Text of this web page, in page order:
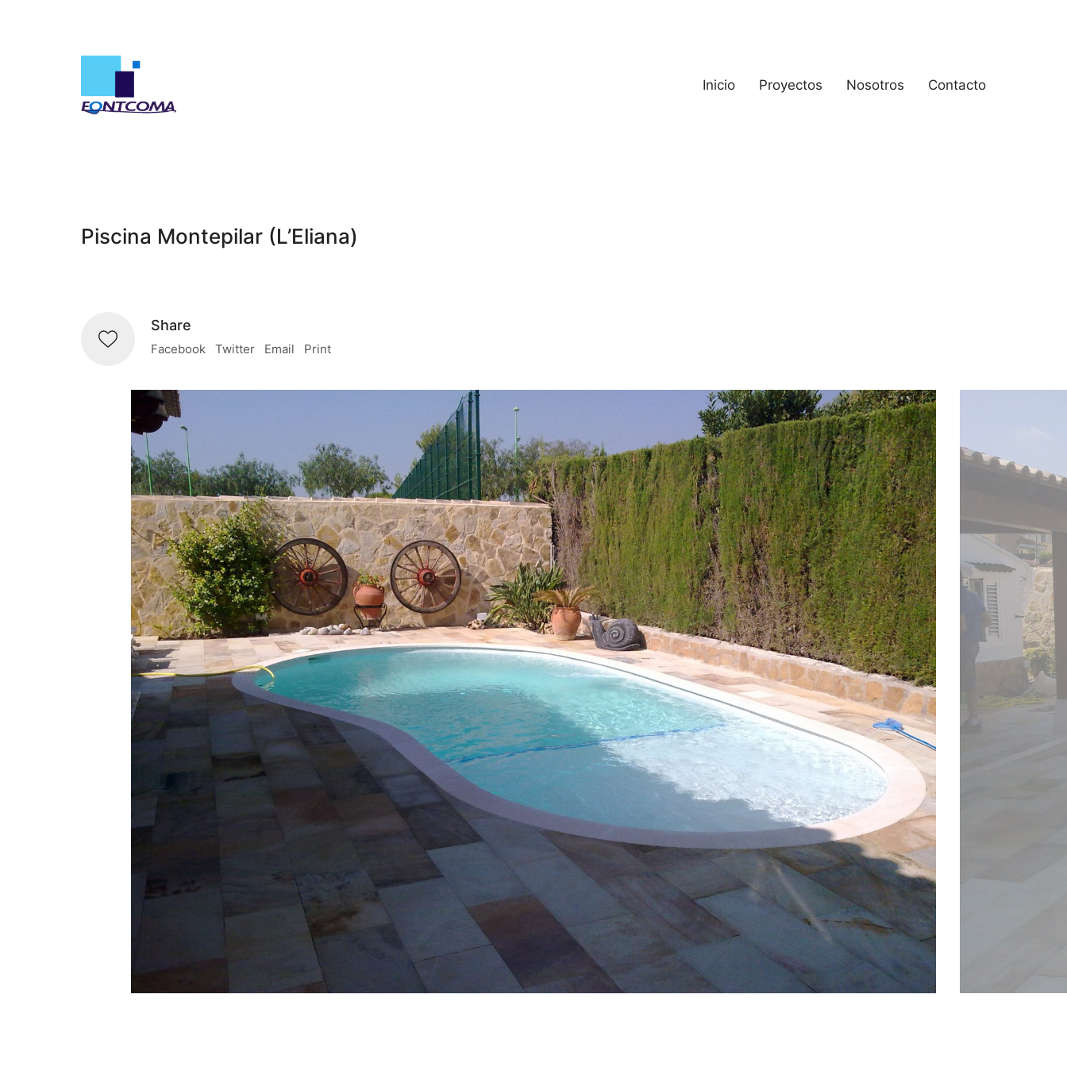
Inicio Proyectos Nosotros Contacto
Piscina Montepilar (L’Eliana)
Share
Facebook Twitter Email Print